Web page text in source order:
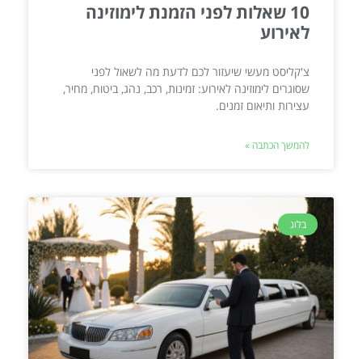
10 שאלות לפני הזמנת לימוזינה
לאירוע
צ'קליסט מעשי שיעזור לכם לדעת מה לשאול לפני
שסוגרים לימוזינה לאירוע: זמינות, רכב, נהג, ביטוח, מחיר,
עצירות ותיאום זמנים.
להמשך הכתבה »
בלוג